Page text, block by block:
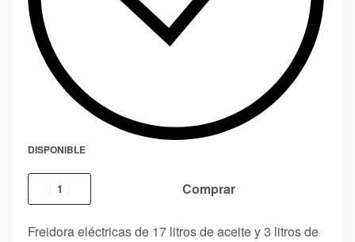
DISPONIBLE
Comprar
Freidora eléctricas de 17 litros de aceite y 3 litros de